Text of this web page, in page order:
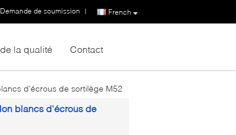
French
Demande de soumission |
la qualité Contact
d'écrous de sortilège M52
blancs d'écrous de